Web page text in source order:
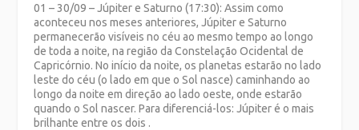
01 – 30/09 – Júpiter e Saturno (17:30): Assim como
aconteceu nos meses anteriores, Júpiter e Saturno
permanecerão visíveis no céu ao mesmo tempo ao longo
de toda a noite, na região da Constelação Ocidental de
Capricórnio. No início da noite, os planetas estarão no lado
leste do céu (o lado em que o Sol nasce) caminhando ao
longo da noite em direção ao lado oeste, onde estarão
quando o Sol nascer. Para diferenciá-los: Júpiter é o mais
brilhante entre os dois .